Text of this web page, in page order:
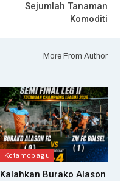
Sejumlah Tanaman
Komoditi
More From Author
Kotamobagu
Kalahkan Burako Alason